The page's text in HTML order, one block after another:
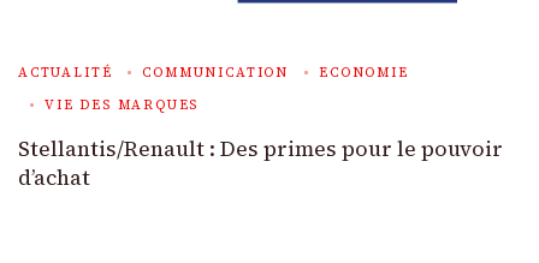
ACTUALITÉ COMMUNICATION
ECONOMIE
VIE DES MARQUES
Stellantis/Renault : Des primes pour le pouvoir
d’achat